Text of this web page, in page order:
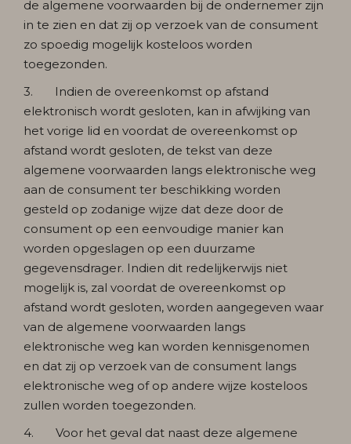
de algemene voorwaarden bij de ondernemer zijn
in te zien en dat zij op verzoek van de consument
zo spoedig mogelijk kosteloos worden
toegezonden.
3. Indien de overeenkomst op afstand
elektronisch wordt gesloten, kan in afwijking van
het vorige lid en voordat de overeenkomst op
afstand wordt gesloten, de tekst van deze
algemene voorwaarden langs elektronische weg
aan de consument ter beschikking worden
gesteld op zodanige wijze dat deze door de
consument op een eenvoudige manier kan
worden opgeslagen op een duurzame
gegevensdrager. Indien dit redelijkerwijs niet
mogelijk is, zal voordat de overeenkomst op
afstand wordt gesloten, worden aangegeven waar
van de algemene voorwaarden langs
elektronische weg kan worden kennisgenomen
en dat zij op verzoek van de consument langs
elektronische weg of op andere wijze kosteloos
zullen worden toegezonden.
4. Voor het geval dat naast deze algemene